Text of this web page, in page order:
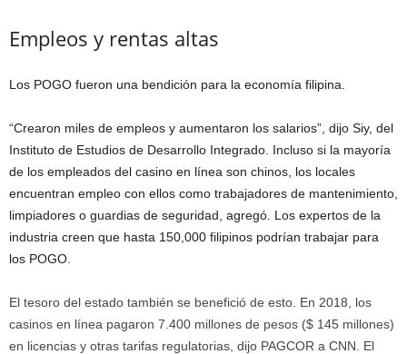
Empleos y rentas altas
Los POGO fueron una bendición para la economía filipina.
“Crearon miles de empleos y aumentaron los salarios”, dijo Siy, del
Instituto de Estudios de Desarrollo Integrado. Incluso si la mayoría
de los empleados del casino en línea son chinos, los locales
encuentran empleo con ellos como trabajadores de mantenimiento,
limpiadores o guardias de seguridad, agregó. Los expertos de la
industria creen que hasta 150,000 filipinos podrían trabajar para
los POGO.
El tesoro del estado también se benefició de esto. En 2018, los
casinos en línea pagaron 7.400 millones de pesos ($ 145 millones)
en licencias y otras tarifas regulatorias, dijo PAGCOR a CNN. El